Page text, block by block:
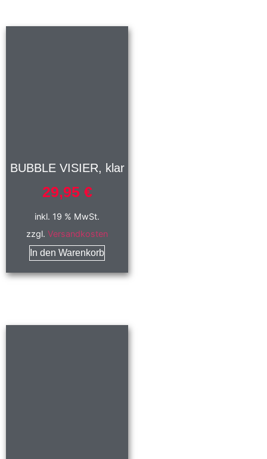
BUBBLE VISIER, klar
29,95 €
inkl. 19 % MwSt.
zzgl.Versandkosten
In den Warenkorb